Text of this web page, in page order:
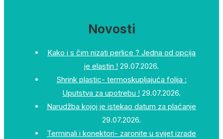
Novosti
Kako i s čim nizati perlice ? Jedna od opcija
je elastin ! 29.07.2026.
Shrink plastic- termoskupljajuća folija :
Uputstva za upotrebu ! 29.07.2026.
Narudžba kojoj je istekao datum za plaćanje
29.07.2026.
Terminali i konektori- zaronite u svijet izrade